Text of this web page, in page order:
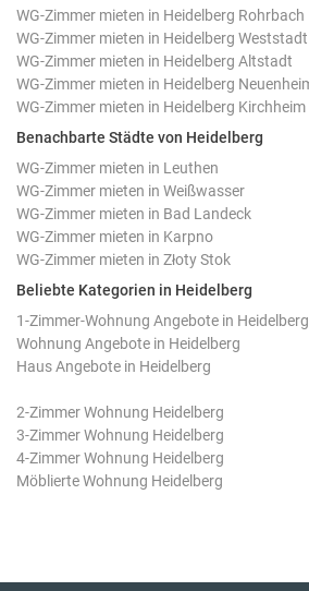
WG-Zimmer mieten in Heidelberg Rohrbach
WG-Zimmer mieten in Heidelberg Weststadt
WG-Zimmer mieten in Heidelberg Altstadt
WG-Zimmer mieten in Heidelberg
WG-Zimmer mieten in Heidelberg Kirchheim
Benachbarte Städte von Heidelberg
WG-Zimmer mieten in Leuthen
WG-Zimmer mieten in Weißwasser
WG-Zimmer mieten in Bad Landeck
WG-Zimmer mieten in Karpno
WG-Zimmer mieten in Złoty Stok
Beliebte Kategorien in Heidelberg
1-Zimmer-Wohnung Angebote in Heidelberg
Wohnung Angebote in Heidelberg
Haus Angebote in Heidelberg
2-Zimmer Wohnung Heidelberg
3-Zimmer Wohnung Heidelberg
4-Zimmer Wohnung Heidelberg
Möblierte Wohnung Heidelberg